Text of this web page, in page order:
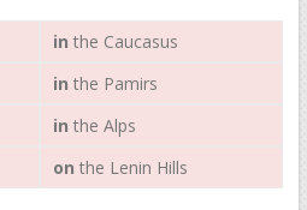
in the Caucasus
in the Pamirs
in the Alps
on the Lenin Hills